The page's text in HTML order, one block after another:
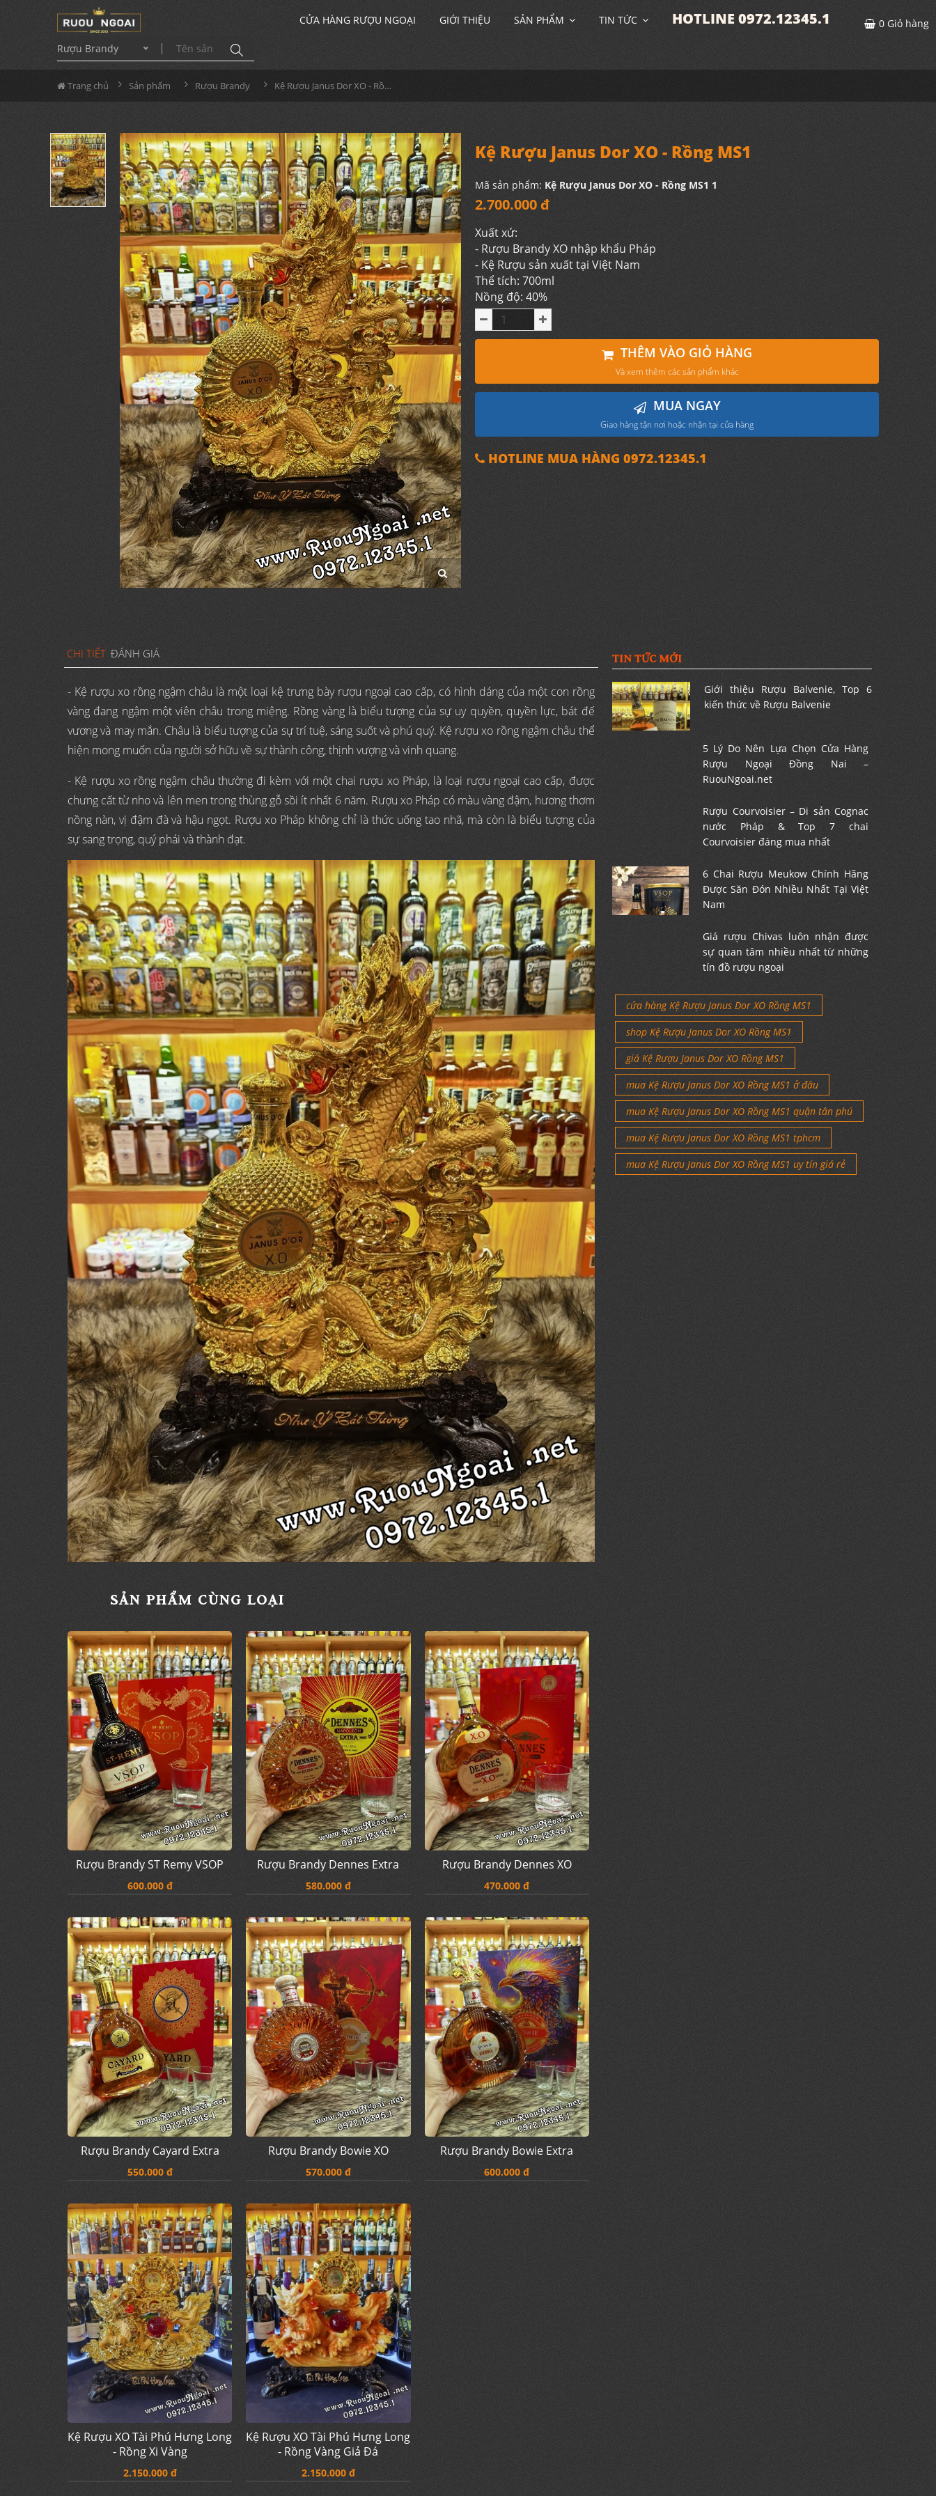
Rượu Brandy
CỬA HÀNG RƯỢU NGOẠI GIỚI THIỆU SẢN PHẨM TIN TỨC HOTLINE 0972.12345.1 0 Giỏ hàng
Trang chủ Sản phẩm Rượu Brandy Kệ Rượu Janus Dor XO - Rồng MS1
Kệ Rượu Janus Dor XO - Rồng MS1
Mã sản phẩm: Kệ Rượu Janus Dor XO - Rồng MS1 1
2.700.000 đ
Xuất xứ:
- Rượu Brandy XO nhập khẩu Pháp
- Kệ Rượu sản xuất tại Việt Nam
Thể tích: 700ml
Nồng độ: 40%
THÊM VÀO GIỎ HÀNG
Và xem thêm các sản phẩm khác
MUA NGAY
Giao hàng tận nơi hoặc nhận tại cửa hàng
HOTLINE MUA HÀNG 0972.12345.1
CHI TIẾT ĐÁNH GIÁ
- Kệ rượu xo rồng ngậm châu là một loại kệ trưng bày rượu ngoại cao cấp, có hình dáng của một con rồng
vàng đang ngậm một viên châu trong miệng. Rồng vàng là biểu tượng của sự uy quyền, quyền lực, bát đế
vương và may mắn. Châu là biểu tượng của sự trí tuệ, sáng suốt và phú quý. Kệ rượu xo rồng ngậm châu thể
hiện mong muốn của người sở hữu về sự thành công, thịnh vượng và vinh quang.
- Kệ rượu xo rồng ngậm châu thường đi kèm với một chai rượu xo Pháp, là loại rượu ngoại cao cấp, được
chưng cất từ nho và lên men trong thùng gỗ sồi ít nhất 6 năm. Rượu xo Pháp có màu vàng đậm, hương thơm
nồng nàn, vị đậm đà và hậu ngọt. Rượu xo Pháp không chỉ là thức uống tao nhã, mà còn là biểu tượng của
sự sang trọng, quý phái và thành đạt.
SẢN PHẨM CÙNG LOẠI
Rượu Brandy ST Remy VSOP
600.000 đ
Rượu Brandy Dennes Extra
580.000 đ
Rượu Brandy Dennes XO
470.000 đ
Rượu Brandy Cayard Extra
550.000 đ
Rượu Brandy Bowie XO
570.000 đ
Rượu Brandy Bowie Extra
600.000 đ
Kệ Rượu XO Tài Phú Hưng Long
- Rồng Xi Vàng
2.150.000 đ
Kệ Rượu XO Tài Phú Hưng Long
- Rồng Vàng Giả Đá
2.150.000 đ
TIN TỨC MỚI
Giới thiệu Rượu Balvenie, Top 6
kiến thức về Rượu Balvenie
5 Lý Do Nên Lựa Chọn Cửa Hàng
Rượu Ngoại Đồng Nai –
RuouNgoai.net
Rượu Courvoisier – Di sản Cognac
nước Pháp & Top 7 chai
Courvoisier đáng mua nhất
6 Chai Rượu Meukow Chính Hãng
Được Săn Đón Nhiều Nhất Tại Việt
Nam
Giá rượu Chivas luôn nhận được
sự quan tâm nhiều nhất từ những
tín đồ rượu ngoại
cửa hàng Kệ Rượu Janus Dor XO Rồng MS1
shop Kệ Rượu Janus Dor XO Rồng MS1
giá Kệ Rượu Janus Dor XO Rồng MS1
mua Kệ Rượu Janus Dor XO Rồng MS1 ở đâu
mua Kệ Rượu Janus Dor XO Rồng MS1 quận tân phú
mua Kệ Rượu Janus Dor XO Rồng MS1 tphcm
mua Kệ Rượu Janus Dor XO Rồng MS1 uy tín giá rẻ